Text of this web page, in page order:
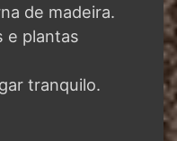
de madeira.
e plantas
tranquilo.